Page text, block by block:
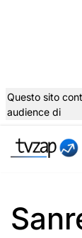
al
Questo sito
audience di